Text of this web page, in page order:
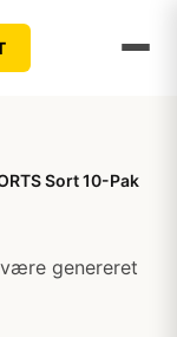
Sort 10-Pak
genereret